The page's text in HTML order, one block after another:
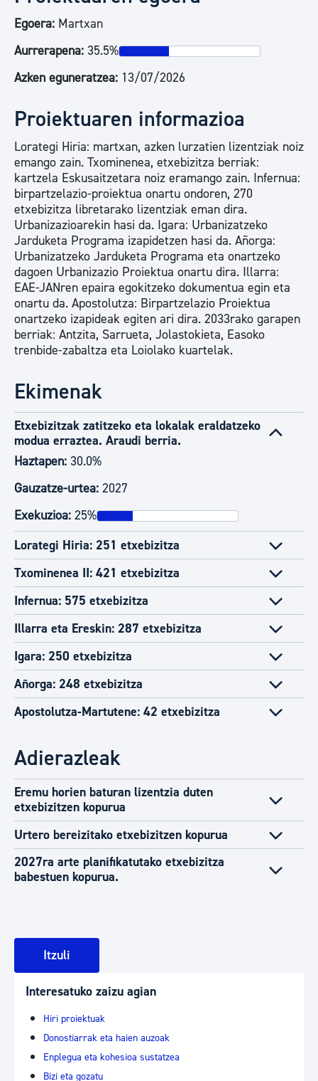
Egoera: Martxan
Aurrerapena: 35.5%
Azken eguneratzea: 13/07/2026
Proiektuaren informazioa
Lorategi Hiria: martxan, azken lurzatien lizentziak noiz
emango zain. Txominenea, etxebizitza berriak:
kartzela Eskusaitzetara noiz eramango zain. Infernua:
birpartzelazio-proiektua onartu ondoren, 270
etxebizitza libretarako lizentziak eman dira.
Urbanizazioarekin hasi da. Igara: Urbanizatzeko
Jarduketa Programa izapidetzen hasi da. Añorga:
Urbanizatzeko Jarduketa Programa eta onartzeko
dagoen Urbanizazio Proiektua onartu dira. Illarra:
EAE-JANren epaira egokitzeko dokumentua egin eta
onartu da. Apostolutza: Birpartzelazio Proiektua
onartzeko izapideak egiten ari dira. 2033rako garapen
berriak: Antzita, Sarrueta, Jolastokieta, Easoko
trenbide-zabaltza eta Loiolako kuartelak.
Ekimenak
Etxebizitzak zatitzeko eta lokalak eraldatzeko
modua erraztea. Araudi berria.
Haztapen: 30.0%
Gauzatze-urtea: 2027
Exekuzioa: 25%
Lorategi Hiria: 251 etxebizitza
Txominenea II: 421 etxebizitza
Infernua: 575 etxebizitza
Illarra eta Ereskin: 287 etxebizitza
Igara: 250 etxebizitza
Añorga: 248 etxebizitza
Apostolutza-Martutene: 42 etxebizitza
Adierazleak
Eremu horien baturan lizentzia duten
etxebizitzen kopurua
Urtero bereizitako etxebizitzen kopurua
2027ra arte planifikatutako etxebizitza
babestuen kopurua.
Itzuli
Interesatuko zaizu agian
Hiri proiektuak
Donostiarrak eta haien auzoak
Enplegua eta kohesioa sustatzea
Bizi eta gozatu